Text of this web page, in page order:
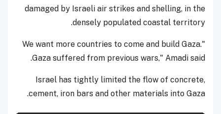
damaged by Israeli air strikes and shelling, in the
densely populated coastal territory.
"We want more countries to come and build Gaza.
Gaza suffered from previous wars," Amadi said.
Israel has tightly limited the flow of concrete,
cement, iron bars and other materials into Gaza.